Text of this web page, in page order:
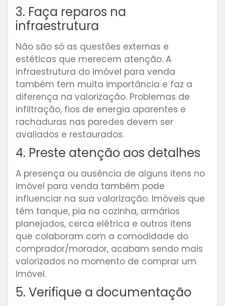
3. Faça reparos na
infraestrutura
Não são só as questões externas e
estéticas que merecem atenção. A
infraestrutura do imóvel para venda
também tem muita importância e faz a
diferença na valorização. Problemas de
infiltração, fios de energia aparentes e
rachaduras nas paredes devem ser
avaliados e restaurados.
4. Preste atenção aos detalhes
A presença ou ausência de alguns itens no
imóvel para venda também pode
influenciar na sua valorização. Imóveis que
têm tanque, pia na cozinha, armários
planejados, cerca elétrica e outros itens
que colaboram com a comodidade do
comprador/morador, acabam sendo mais
valorizados no momento de comprar um
imóvel.
5. Verifique a documentação